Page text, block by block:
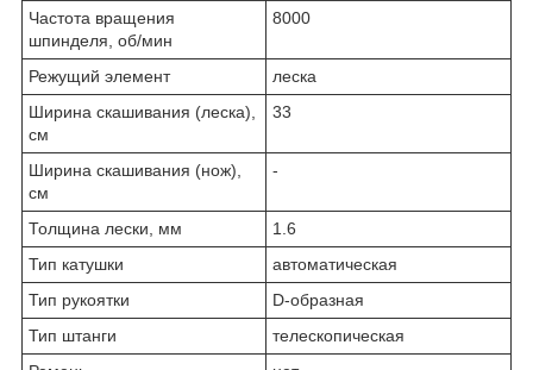
Частота вращения
шпинделя, об/мин
8000
Режущий элемент
ле­ска
Ширина скашивания (леска),
см
33
Ширина скашивания (нож),
см
-
Толщина лески, мм
1.6
Тип катушки
ав­то­ма­ти­че­ская
Тип рукоятки
D-об­раз­ная
Тип штанги
те­ле­ско­пи­че­ская